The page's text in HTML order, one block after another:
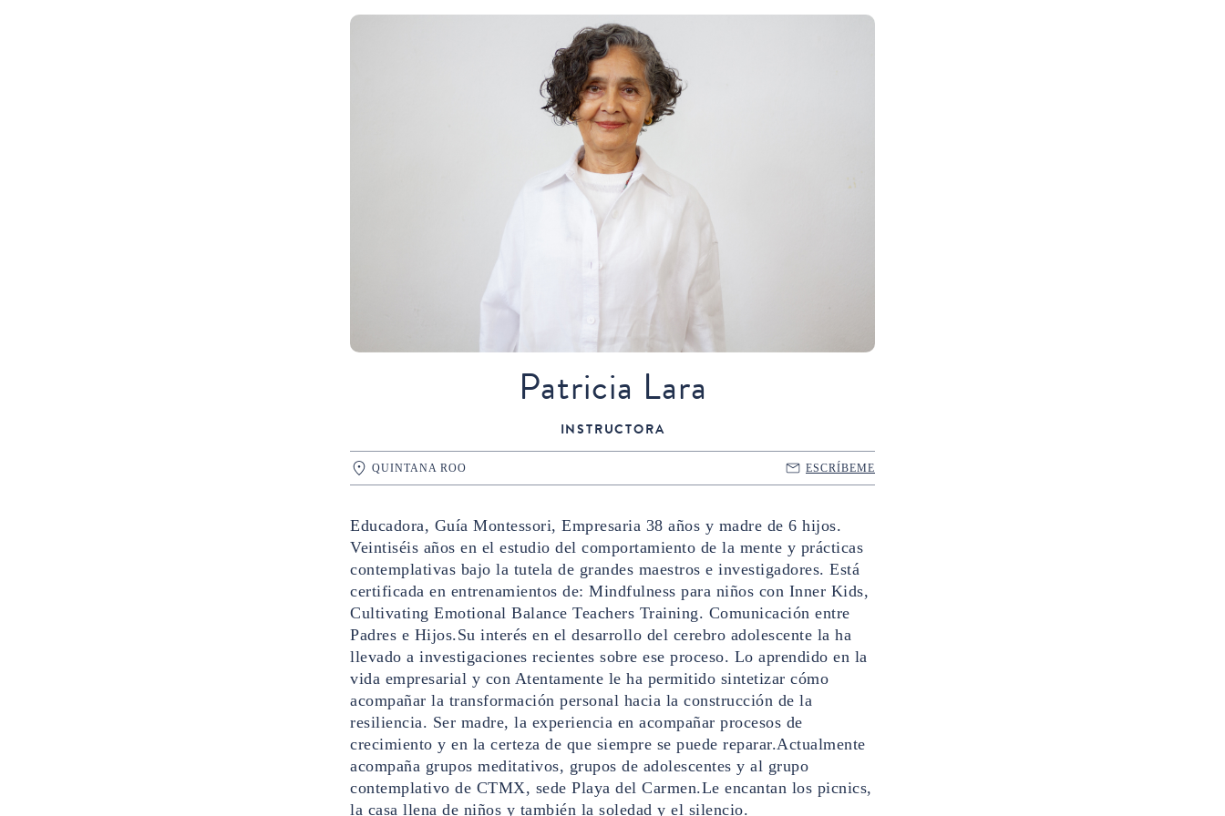
Patricia Lara
INSTRUCTORA
QUINTANA ROO ESCRÍBEME
Educadora, Guía Montessori, Empresaria 38 años y madre de 6 hijos.
Veintiséis años en el estudio del comportamiento de la mente y prácticas
contemplativas bajo la tutela de grandes maestros e investigadores. Está
certificada en entrenamientos de: Mindfulness para niños con Inner Kids,
Cultivating Emotional Balance Teachers Training. Comunicación entre
Padres e Hijos.Su interés en el desarrollo del cerebro adolescente la ha
llevado a investigaciones recientes sobre ese proceso. Lo aprendido en la
vida empresarial y con Atentamente le ha permitido sintetizar cómo
acompañar la transformación personal hacia la construcción de la
resiliencia. Ser madre, la experiencia en acompañar procesos de
crecimiento y en la certeza de que siempre se puede reparar.Actualmente
acompaña grupos meditativos, grupos de adolescentes y al grupo
contemplativo de CTMX, sede Playa del Carmen.Le encantan los picnics,
la casa llena de niños y también la soledad y el silencio.